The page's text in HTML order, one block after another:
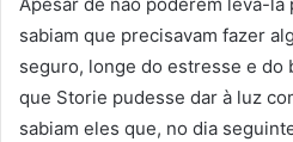
Apesar de não poderem levá-la
sabiam que precisavam fazer
seguro, longe do estresse e do
que Storie pudesse dar à luz
sabiam eles que, no dia